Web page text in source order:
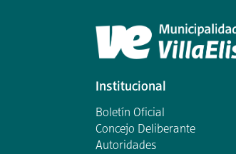
Institucional
Boletín Oficial
Concejo Deliberante
Autoridades